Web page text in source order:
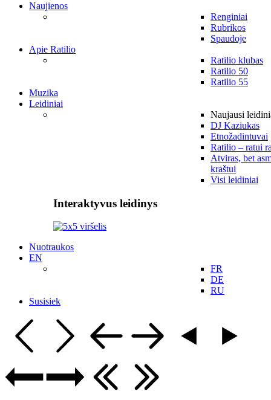
Naujienos
Renginiai
Rubrikos
Spaudoje
Apie Ratilio
Ratilio klubas
Ratilio 50
Ratilio 55
Muzika
Leidiniai
Naujausi
DJ Kaziukas
Etnožadintuvai
Ratilio – ratui
Atviras, bet
kraštui
Visi leidiniai
Interaktyvus leidinys
Nuotraukos
EN
FR
DE
RU
Susisiek